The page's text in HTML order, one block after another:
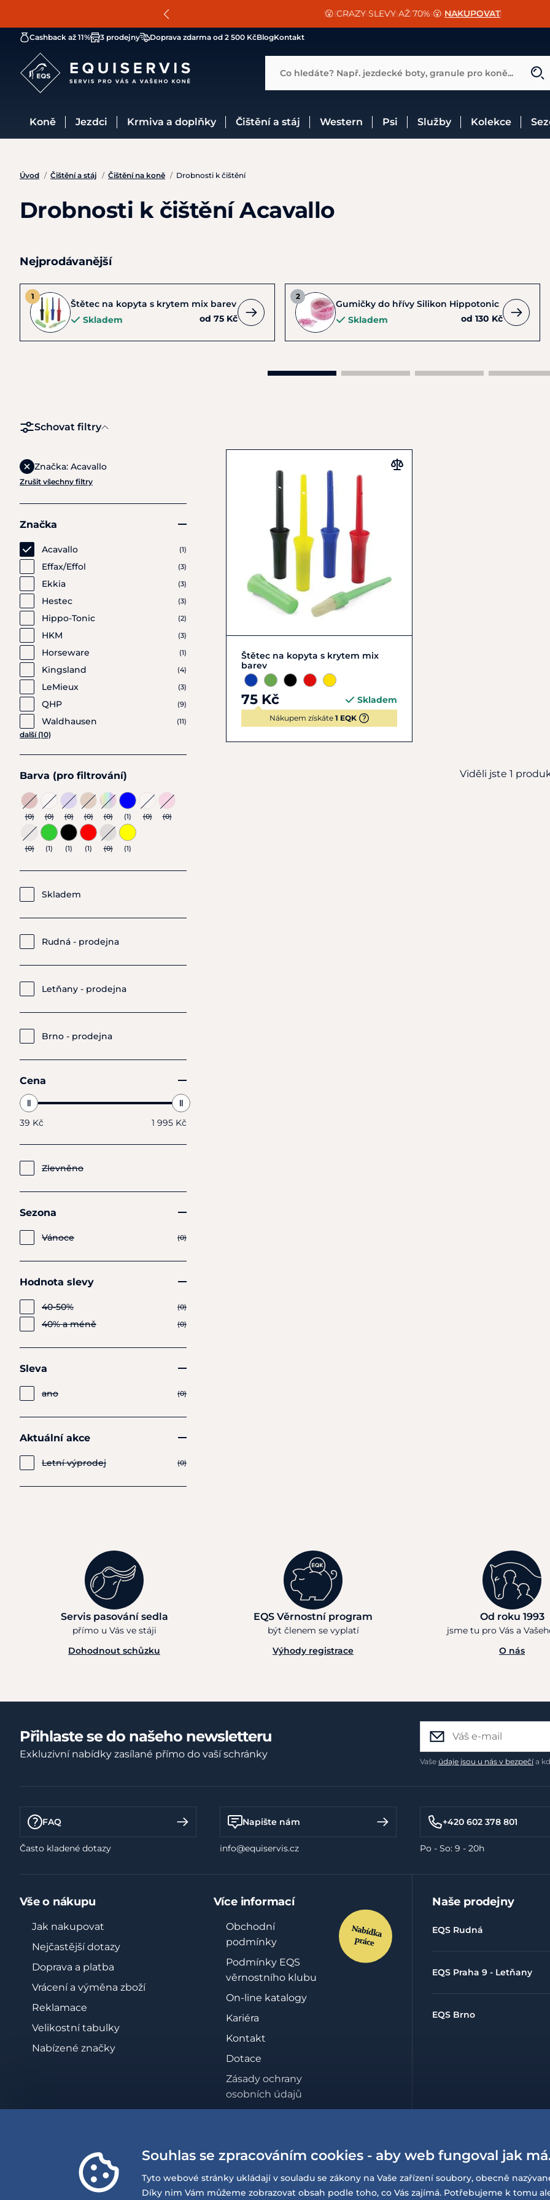
SLEVA 13% na vše od Cassini! CHCI SLEVU
😮 CRAZY SLEVY AŽ 70% 😮 NAKUPOVAT
📐Pasování a doplňky k vybraným sedlům ZDARMA 🐴
Cashback až 11% 3 prodejny Doprava zdarma od 2 500 KčBlogKontakt
Co hledáte? Např. jezdecké boty, granule pro koně...
Koně Jezdci Krmiva a doplňky Čištění a stáj Western Psi Služby Kolekce
Úvod / Čištění a stáj / Čištění na koně / Drobnosti k čištění
Drobnosti k čištění Acavallo
Nejprodávanější
Štětec na kopyta s krytem mix barev
Skladem
od 75 Kč
Gumičky do hřívy Silikon Hippotonic
Skladem
od 130 Kč
Schovat filtry
Značka: Acavallo
Zrušit všechny filtry
Značka
Acavallo (1)
Effax/Effol (3)
Ekkia (3)
Hestec (3)
Hippo-Tonic (2)
HKM (3)
Horseware (1)
Kingsland (4)
LeMieux (3)
QHP (9)
Waldhausen (11)
další (10)
Barva (pro filtrování)
(0) (0) (0) (0) (0) (1) (0) (0)
(0) (1) (1) (1) (0) (1)
Skladem
Rudná - prodejna
Letňany - prodejna
Brno - prodejna
Cena
39 Kč 1 995 Kč
Zlevněno
Sezona
Vánoce (0)
Hodnota slevy
40-50% (0)
40% a méně (0)
Sleva
ano (0)
Aktuální akce
Letní výprodej (0)
Zobrazit detail
Štětec na kopyta s krytem mix
barev
75 Kč Skladem
Nákupem získáte 1 EQK
Viděli jste 1
Servis pasování sedla
přímo u Vás ve stáji
Dohodnout schůzku
EQS Věrnostní program
být členem se vyplatí
Výhody registrace
Od roku 1993
jsme tu pro Vás a
O nás
Přihlaste se do našeho newsletteru
Exkluzivní nabídky zasílané přímo do vaší schránky
Vaše údaje jsou u nás v bezpečía
FAQ
Často kladené dotazy
Napište nám
info@equiservis.cz
+420 602 378 801
Po - So: 9 - 20h
Vše o nákupu
Jak nakupovat
Nejčastější dotazy
Doprava a platba
Vrácení a výměna zboží
Reklamace
Velikostní tabulky
Nabízené značky
Více informací
Obchodní
podmínky
Podmínky EQS
věrnostního klubu
On-line katalogy
Kariéra
Kontakt
Dotace
Zásady ochrany
osobních údajů
přístupnosti
Naše prodejny
EQS Rudná
EQS Praha 9 - Letňany
EQS Brno
Souhlas se zpracováním cookies - aby web fungoval jak
Tyto webové stránky ukládají v souladu se zákony na Vaše zařízení soubory, obecně
Díky nim Vám můžeme zobrazovat obsah podle toho, co Vás zajímá. Potřebujeme k tomu